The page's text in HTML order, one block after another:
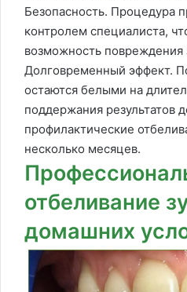
Безопасность. Процедура
контролем специалиста,
возможность повреждения
Долговременный эффект.
остаются белыми на
поддержания результатов
профилактические
несколько месяцев.
отбеливание
домашних